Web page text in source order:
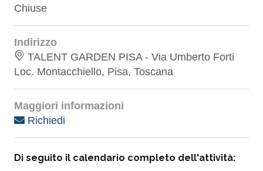
Chiuse
Indirizzo
TALENT GARDEN PISA - Via Umberto Forti
Loc. Montacchiello, Pisa, Toscana
Maggiori informazioni
Richiedi
Di seguito il calendario completo dell'attività: